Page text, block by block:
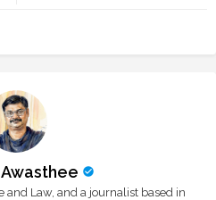
and Law, and a journalist based in